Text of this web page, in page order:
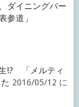
ダイニングバー
参道」
!? 「メルティ
2016/05/12 に